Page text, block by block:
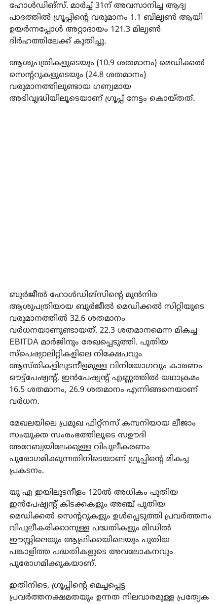
ഹോള്‍ഡിങ്സ്. മാര്‍ച്ച് 31ന് അവസാനിച്ച ആദ്യ
പാദത്തില്‍ ഗ്രൂപ്പിന്റെ വരുമാനം 1.1 ബില്യണ്‍ ആയി
ഉയര്‍ന്നപ്പോള്‍ അറ്റാദായം 121.3 മില്യണ്‍
ദിര്‍ഹത്തിലേക്ക് കുതിച്ചു.
ആശുപത്രികളുടെയും (10.9 ശതമാനം) മെഡിക്കല്‍
സെന്ററുകളുടെയും (24.8 ശതമാനം)
വരുമാനത്തിലുണ്ടായ ഗണ്യമായ
അഭിവൃദ്ധിയിലൂടെയാണ് ഗ്രൂപ്പ് നേട്ടം കൊയ്തത്.
ബുര്‍ജീല്‍ ഹോള്‍ഡിങ്സിന്റെ മുന്‍നിര
ആശുപത്രിയായ ബുര്‍ജീല്‍ മെഡിക്കല്‍ സിറ്റിയുടെ
വരുമാനത്തില്‍ 32.6 ശതമാനം
വര്‍ധനയാണുണ്ടായത്. 22.3 ശതമാനമെന്ന മികച്ച
EBITDA മാര്‍ജിനും രേഖപ്പെടുത്തി. പുതിയ
സ്‌പെഷ്യാലിറ്റികളിലെ നിക്ഷേപവും
ആസ്തികളിലുടനീളമുള്ള വിനിയോഗവും കാരണം
ഔട്ട്‌പേഷ്യന്റ്, ഇന്‍പേഷ്യന്റ് എണ്ണത്തില്‍ യഥാക്രമം
16.5 ശതമാനം, 26.9 ശതമാനം എന്നിങ്ങനെയാണ്
വര്‍ധന.
മേഖലയിലെ പ്രമുഖ ഫിറ്റ്‌നസ് കമ്പനിയായ ലീജാം
സംയുക്ത സംരംഭത്തിലൂടെ സഊദി
അറേബ്യയിലേക്കുള്ള വിപുലീകരണം
പുരോഗമിക്കുന്നതിനിടെയാണ് ഗ്രൂപ്പിന്റെ മികച്ച
പ്രകടനം.
യു എ ഇയിലുടനീളം 120ല്‍ അധികം പുതിയ
ഇന്‍പേഷ്യന്റ് കിടക്കകളും അഞ്ച് പുതിയ
മെഡിക്കല്‍ സെന്ററുകളും ഉള്‍പ്പെടുത്തി പ്രവര്‍ത്തനം
വിപുലീകരിക്കാനുള്ള പദ്ധതികളും മിഡില്‍
ഈസ്റ്റിലെയും ആഫ്രിക്കയിലെയും പുതിയ
പങ്കാളിത്ത പദ്ധതികളുടെ അവലോകനവും
പുരോഗമിക്കുകയാണ്.
ഇതിനിടെ, ഗ്രൂപ്പിന്റെ മെച്ചപ്പെട്ട
പ്രവര്‍ത്തനക്ഷമതയും ഉന്നത നിലവാരമുള്ള പ്രത്യേക